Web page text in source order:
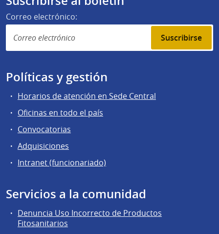
Correo electrónico:
Suscribirse
Políticas y gestión
Horarios de atención en Sede Central
Oficinas en todo el país
Convocatorias
Adquisiciones
Intranet (funcionariado)
Servicios a la comunidad
Denuncia Uso Incorrecto de Productos
Fitosanitarios